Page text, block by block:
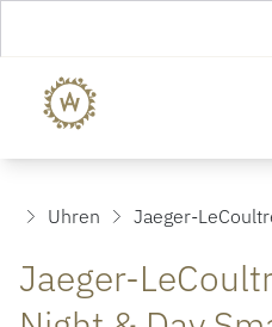
Uhren Jaeger-
Jaeger-